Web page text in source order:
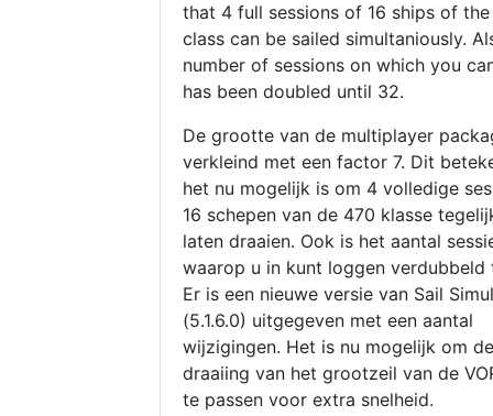
that 4 full sessions of 16 ships of
class can be sailed simultaniously.
number of sessions on which you
has been doubled until 32.
De grootte van de multiplayer
verkleind met een factor 7. Dit
het nu mogelijk is om 4 volledige
16 schepen van de 470 klasse
laten draaien. Ook is het aantal
waarop u in kunt loggen verdubbeld
Er is een nieuwe versie van Sail
(5.1.6.0) uitgegeven met een aantal
wijzigingen. Het is nu mogelijk om de
draaiing van het grootzeil van de
te passen voor extra snelheid.